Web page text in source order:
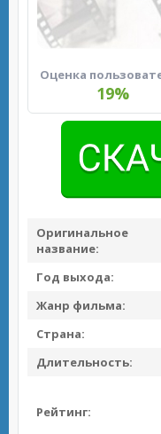
Оценка
19%
Оригинальное
название:
Год выхода:
Жанр фильма:
Страна:
Длительность:
Рейтинг: